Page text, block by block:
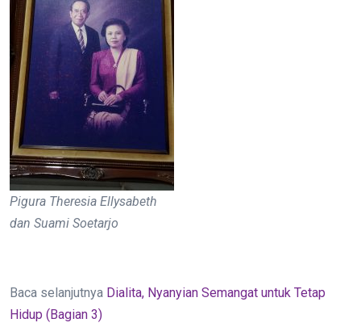
Pigura Theresia Ellysabeth
dan Suami Soetarjo
Baca selanjutnya Dialita, Nyanyian Semangat untuk Tetap
Hidup (Bagian 3)